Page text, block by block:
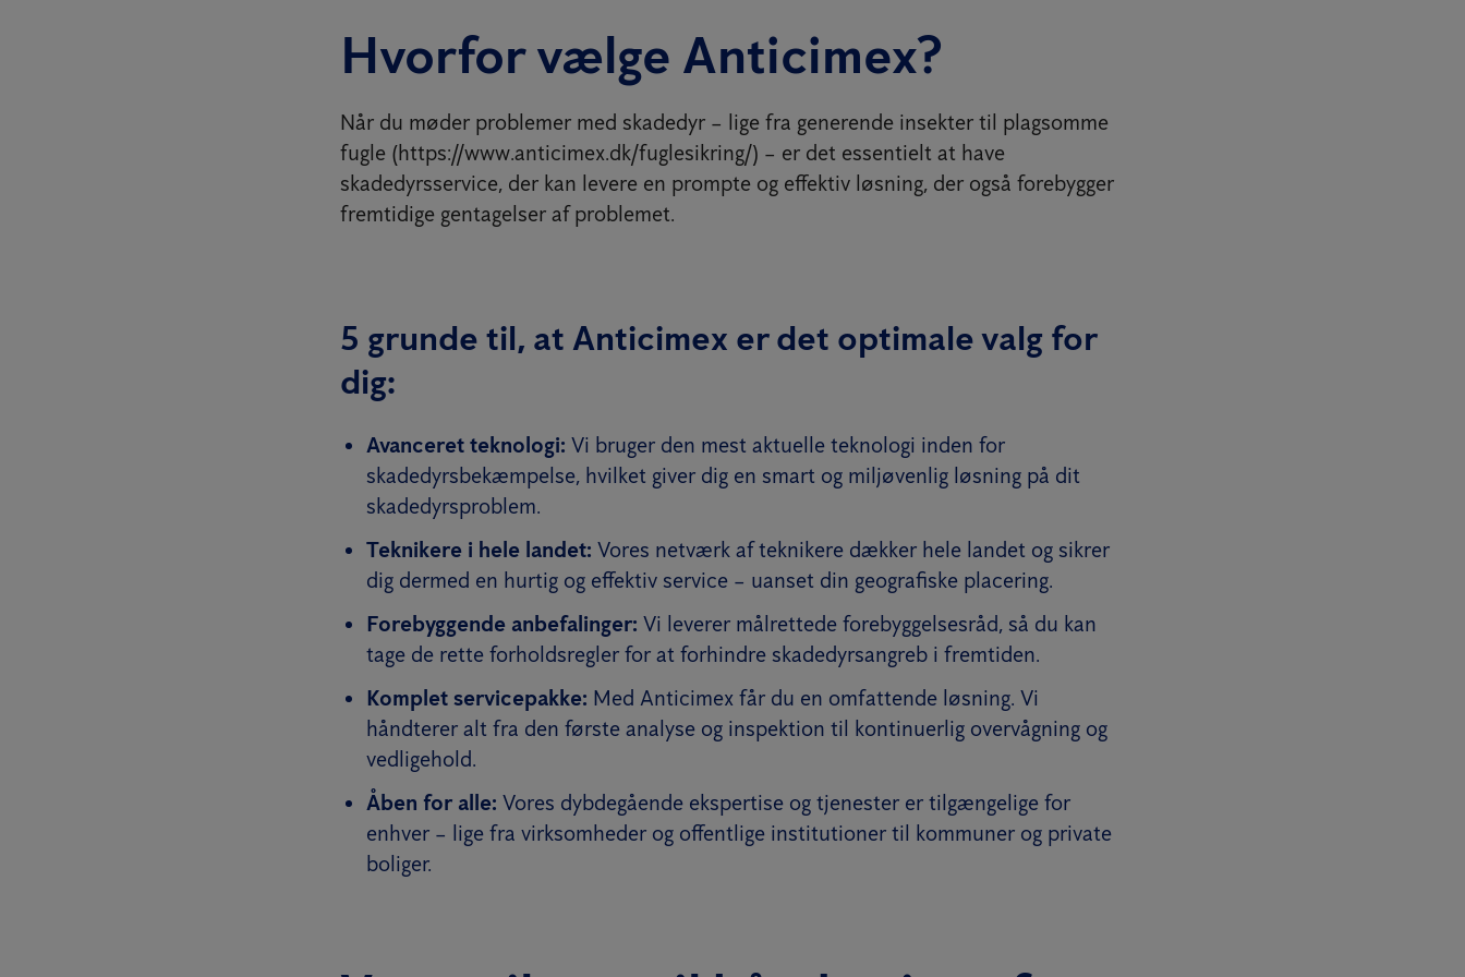
Hvorfor vælge Anticimex?
Når du møder problemer med skadedyr – lige fra generende insekter til plagsomme
fugle (https://www.anticimex.dk/fuglesikring/) – er det essentielt at have
skadedyrsservice, der kan levere en prompte og effektiv løsning, der også forebygger
fremtidige gentagelser af problemet.
5 grunde til, at Anticimex er det optimale valg for
dig:
Avanceret teknologi: Vi bruger den mest aktuelle teknologi inden for
skadedyrsbekæmpelse, hvilket giver dig en smart og miljøvenlig løsning på dit
skadedyrsproblem.
Teknikere i hele landet: Vores netværk af teknikere dækker hele landet og sikrer
dig dermed en hurtig og effektiv service – uanset din geografiske placering.
Forebyggende anbefalinger: Vi leverer målrettede forebyggelsesråd, så du kan
tage de rette forholdsregler for at forhindre skadedyrsangreb i fremtiden.
Komplet servicepakke: Med Anticimex får du en omfattende løsning. Vi
håndterer alt fra den første analyse og inspektion til kontinuerlig overvågning og
vedligehold.
Åben for alle: Vores dybdegående ekspertise og tjenester er tilgængelige for
enhver – lige fra virksomheder og offentlige institutioner til kommuner og private
boliger.